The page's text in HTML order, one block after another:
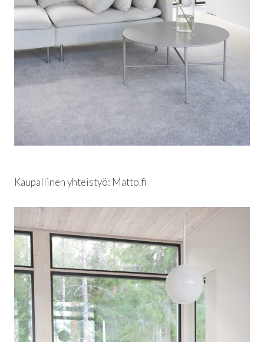
Kaupallinen yhteistyö: Matto.fi